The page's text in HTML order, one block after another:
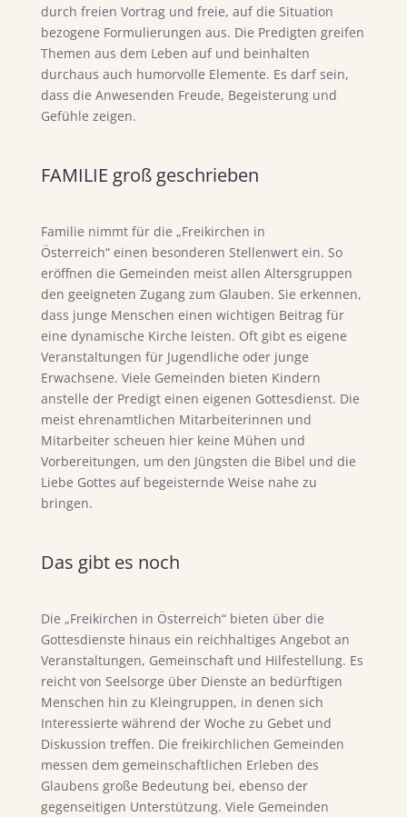
durch freien Vortrag und freie, auf die Situation
bezogene Formulierungen aus. Die Predigten greifen
Themen aus dem Leben auf und beinhalten
durchaus auch humorvolle Elemente. Es darf sein,
dass die Anwesenden Freude, Begeisterung und
Gefühle zeigen.
FAMILIE groß geschrieben
Familie nimmt für die „Freikirchen in
Österreich“ einen besonderen Stellenwert ein. So
eröffnen die Gemeinden meist allen Altersgruppen
den geeigneten Zugang zum Glauben. Sie erkennen,
dass junge Menschen einen wichtigen Beitrag für
eine dynamische Kirche leisten. Oft gibt es eigene
Veranstaltungen für Jugendliche oder junge
Erwachsene. Viele Gemeinden bieten Kindern
anstelle der Predigt einen eigenen Gottesdienst. Die
meist ehrenamtlichen Mitarbeiterinnen und
Mitarbeiter scheuen hier keine Mühen und
Vorbereitungen, um den Jüngsten die Bibel und die
Liebe Gottes auf begeisternde Weise nahe zu
bringen.
Das gibt es noch
Die „Freikirchen in Österreich“ bieten über die
Gottesdienste hinaus ein reichhaltiges Angebot an
Veranstaltungen, Gemeinschaft und Hilfestellung. Es
reicht von Seelsorge über Dienste an bedürftigen
Menschen hin zu Kleingruppen, in denen sich
Interessierte während der Woche zu Gebet und
Diskussion treffen. Die freikirchlichen Gemeinden
messen dem gemeinschaftlichen Erleben des
Glaubens große Bedeutung bei, ebenso der
gegenseitigen Unterstützung. Viele Gemeinden